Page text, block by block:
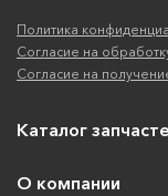
Политика
Согласие на
Согласие на
Каталог
О компании